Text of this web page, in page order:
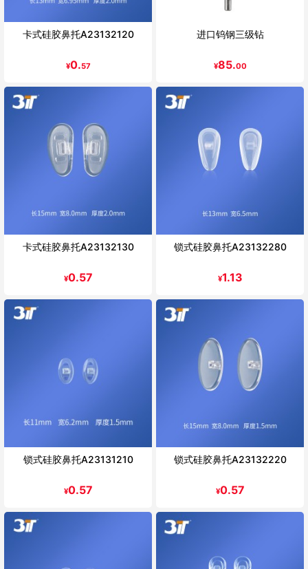
卡式硅胶鼻托A23132120
¥0.57
进口钨钢三级钻
¥85.00
卡式硅胶鼻托A23132130
¥0.57
锁式硅胶鼻托A23132280
¥1.13
锁式硅胶鼻托A23131210
¥0.57
锁式硅胶鼻托A23132220
¥0.57